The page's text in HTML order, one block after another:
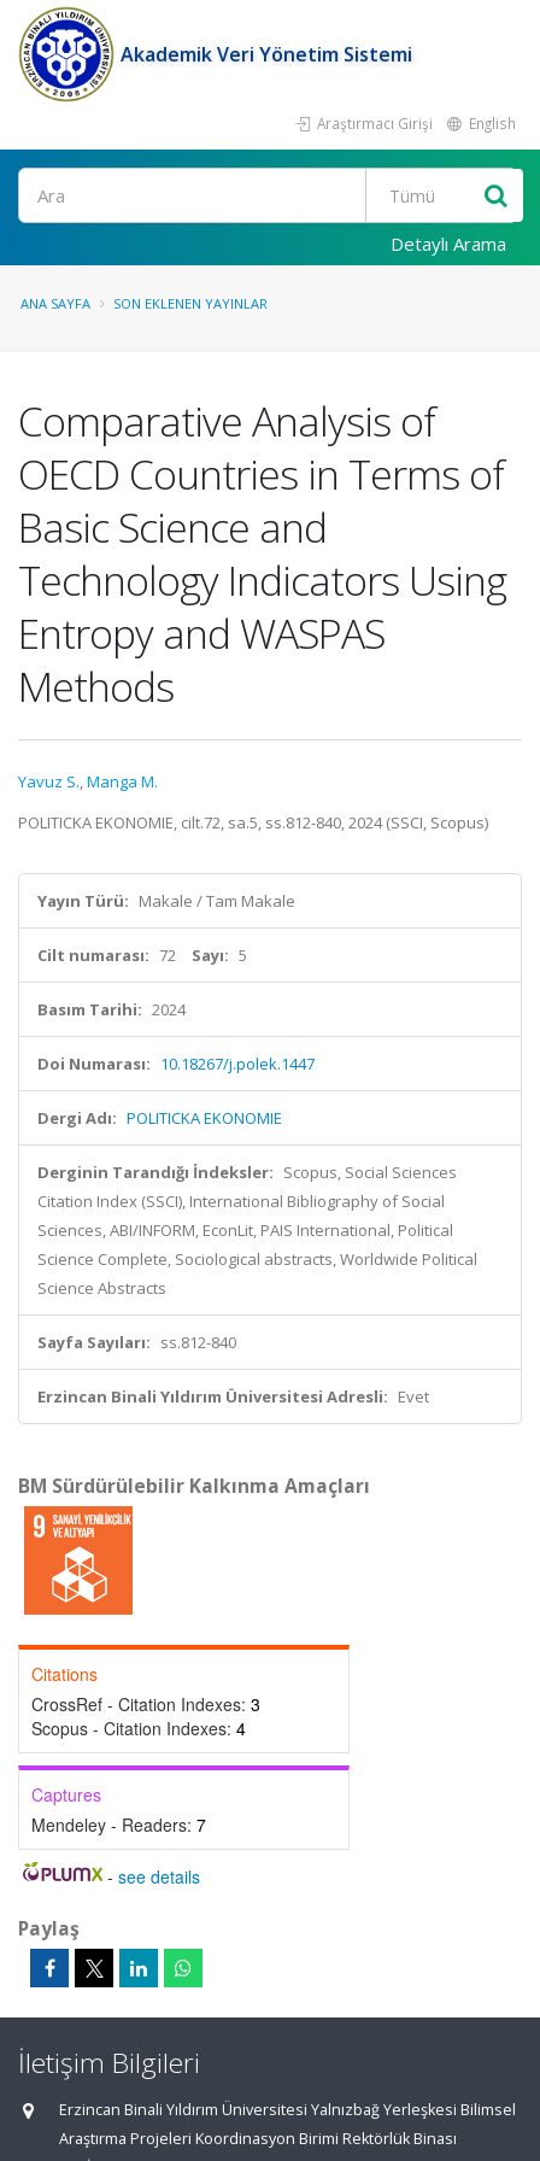
Akademik Veri Yönetim Sistemi
Araştırmacı Girişi English
Ara
Detaylı Arama
ANA SAYFA SON EKLENEN YAYINLAR
Comparative Analysis of
OECD Countries in Terms of
Basic Science and
Technology Indicators Using
Entropy and WASPAS
Methods
Yavuz S.,Manga M.
POLITICKA EKONOMIE, cilt.72, sa.5, ss.812-840, 2024 (SSCI, Scopus)
Yayın Türü: Makale / Tam Makale
Cilt numarası: 72 Sayı: 5
Basım Tarihi: 2024
Doi Numarası: 10.18267/j.polek.1447
Dergi Adı: POLITICKA EKONOMIE
Derginin Tarandığı İndeksler: Scopus, Social Sciences
Citation Index (SSCI), International Bibliography of Social
Sciences, ABI/INFORM, EconLit, PAIS International, Political
Science Complete, Sociological abstracts, Worldwide Political
Science Abstracts
Sayfa Sayıları: ss.812-840
Erzincan Binali Yıldırım Üniversitesi Adresli: Evet
BM Sürdürülebilir Kalkınma Amaçları
Citations
CrossRef - Citation Indexes: 3
Scopus - Citation Indexes: 4
Captures
Mendeley - Readers: 7
- see details
Paylaş
İletişim Bilgileri
Erzincan Binali Yıldırım Üniversitesi Yalnızbağ Yerleşkesi Bilimsel
Araştırma Projeleri Koordinasyon Birimi Rektörlük Binası